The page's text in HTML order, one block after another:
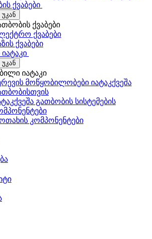
ქვაბები
უკან
ქვაბები
ქვაბები
ქვაბები
უკან
იატაკი
მოწყობილობები იატაკქვეშა
გათბობის სისტემების
ოთახის კომპონენტები